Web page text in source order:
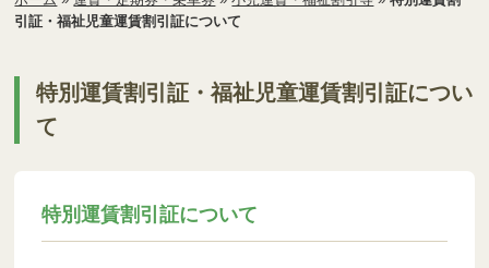
引証・福祉児童運賃割引証について
特別運賃割引証・福祉児童運賃割引証につい
て
特別運賃割引証について